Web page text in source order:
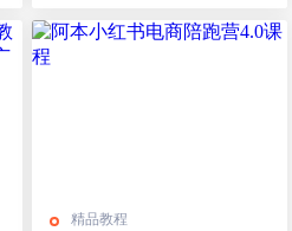
精品教程